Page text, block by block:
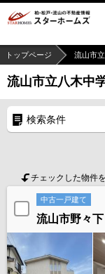
トップページ 流山市
流山市立八木中
検索条件
チェックした物件
中古一戸建て
流山市野々